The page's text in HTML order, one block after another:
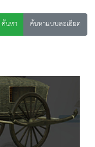
ค้นหา
ค้นหาแบบละเอียด